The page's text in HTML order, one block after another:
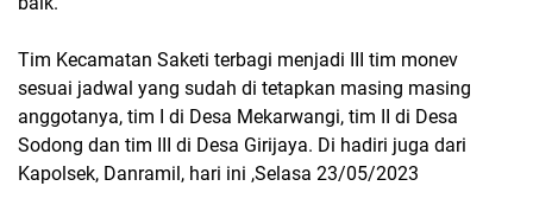
Tim Kecamatan Saketi terbagi menjadi III tim monev
sesuai jadwal yang sudah di tetapkan masing masing
anggotanya, tim I di Desa Mekarwangi, tim II di Desa
Sodong dan tim III di Desa Girijaya. Di hadiri juga dari
Kapolsek, Danramil, hari ini ,Selasa 23/05/2023